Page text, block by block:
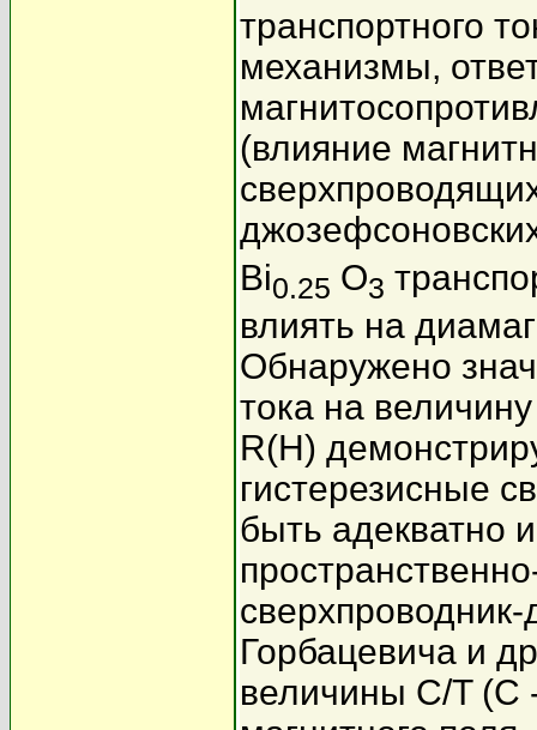
транспортного
механизмы,
(влияние
Bi0.25 O3
влиять на
Обнаружено
тока на
R(H)
гистерезисные
быть адекватно
Горбацевича и
величины C/T (C